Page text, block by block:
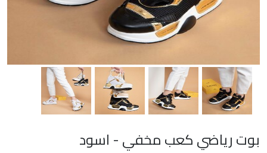
بوت رياضي كعب مخفي - اسود